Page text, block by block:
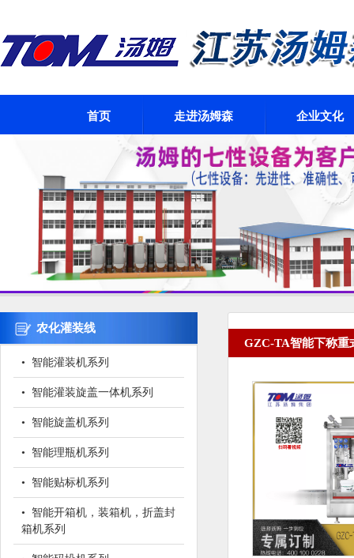
首页 走进汤姆森 企业文化
农化灌装线
• 智能灌装机系列
• 智能灌装旋盖一体机系列
• 智能旋盖机系列
• 智能理瓶机系列
• 智能贴标机系列
• 智能开箱机，装箱机，折盖封
箱机系列
GZC-TA智能下称重